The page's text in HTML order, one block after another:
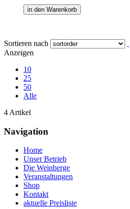
in den Warenkorb
Sortieren nach
Anzeigen
10
25
50
Alle
4 Artikel
Navigation
Home
Unser Betrieb
Die Weinberge
Veranstaltungen
Shop
Kontakt
aktuelle Preisliste